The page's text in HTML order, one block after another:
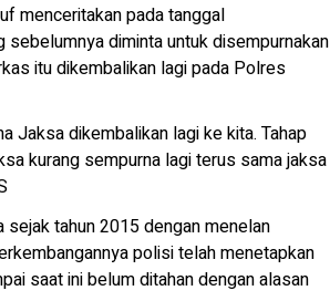
menceritakan pada tanggal
diminta untuk disempurnakan
itu dikembalikan lagi pada Polres
Jaksa dikembalikan lagi ke kita. Tahap
kurang sempurna lagi terus sama jaksa
tahun 2015 dengan menelan
polisi telah menetapkan
saat ini belum ditahan dengan alasan